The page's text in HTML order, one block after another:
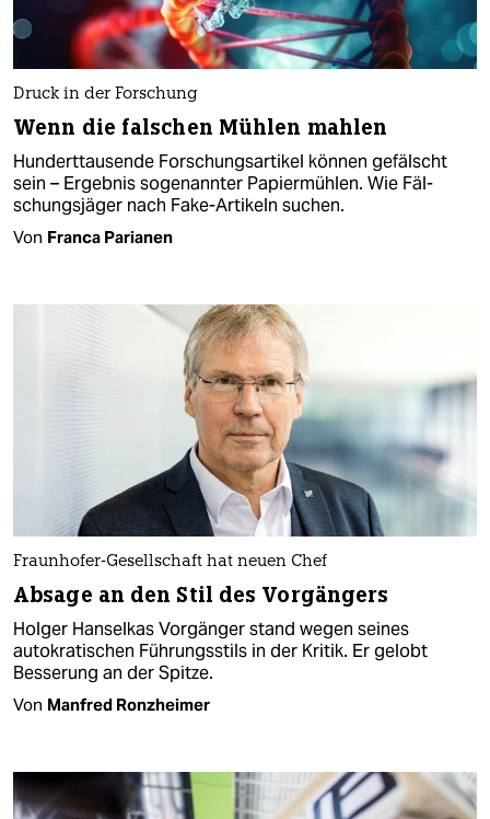
Druck in der Forschung
Wenn die falschen Mühlen mahlen
Hunderttausende Forschungsartikel können gefälscht
sein – Ergebnis sogenannter Papiermühlen. Wie Fäl­
schungs­jä­ge­r nach Fake-Artikeln suchen.
Von Franca Parianen
Fraunhofer-Gesellschaft hat neuen Chef
Absage an den Stil des Vorgängers
Holger Hanselkas Vorgänger stand wegen seines
autokratischen Führungsstils in der Kritik. Er gelobt
Besserung an der Spitze.
Von Manfred Ronzheimer